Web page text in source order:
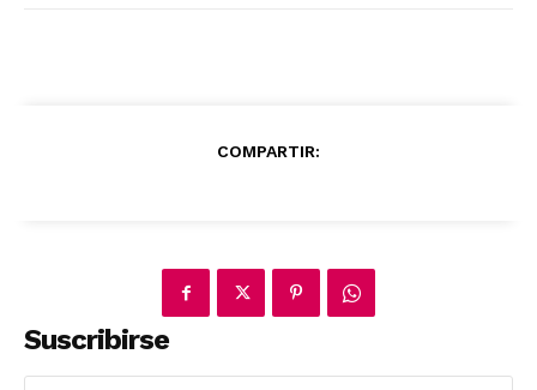
COMPARTIR:
Suscribirse